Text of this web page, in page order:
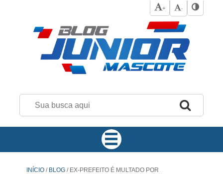
+ -
INÍCIO / BLOG /EX-PREFEITO É MULTADO POR